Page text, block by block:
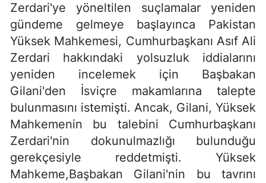
Zerdari'ye yöneltilen suçlamalar yeniden
gündeme gelmeye başlayınca Pakistan
Yüksek Mahkemesi, Cumhurbaşkanı Asıf Ali
Zerdari hakkındaki yolsuzluk iddialarını
yeniden incelemek için Başbakan
Gilani'den İsviçre makamlarına talepte
bulunmasını istemişti. Ancak, Gilani, Yüksek
Mahkemenin bu talebini Cumhurbaşkanı
Zerdari'nin dokunulmazlığı bulunduğu
gerekçesiyle reddetmişti. Yüksek
Mahkeme,Başbakan Gilani'nin bu tavrını